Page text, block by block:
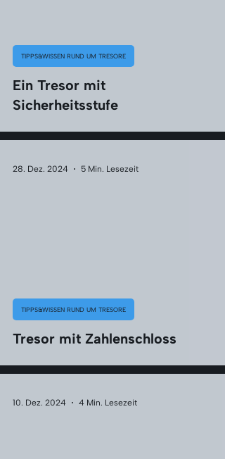
Ein Tresor mit
Sicherheitsstufe
TIPPS&WISSEN RUND UM TRESORE
Tresor mit Zahlenschloss
TIPPS&WISSEN RUND UM TRESORE
28. Dez. 2024 5 Min. Lesezeit
10. Dez. 2024 4 Min. Lesezeit